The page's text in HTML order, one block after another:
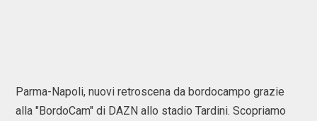
Parma-Napoli, nuovi retroscena da bordocampo grazie
alla "BordoCam" di DAZN allo stadio Tardini. Scopriamo